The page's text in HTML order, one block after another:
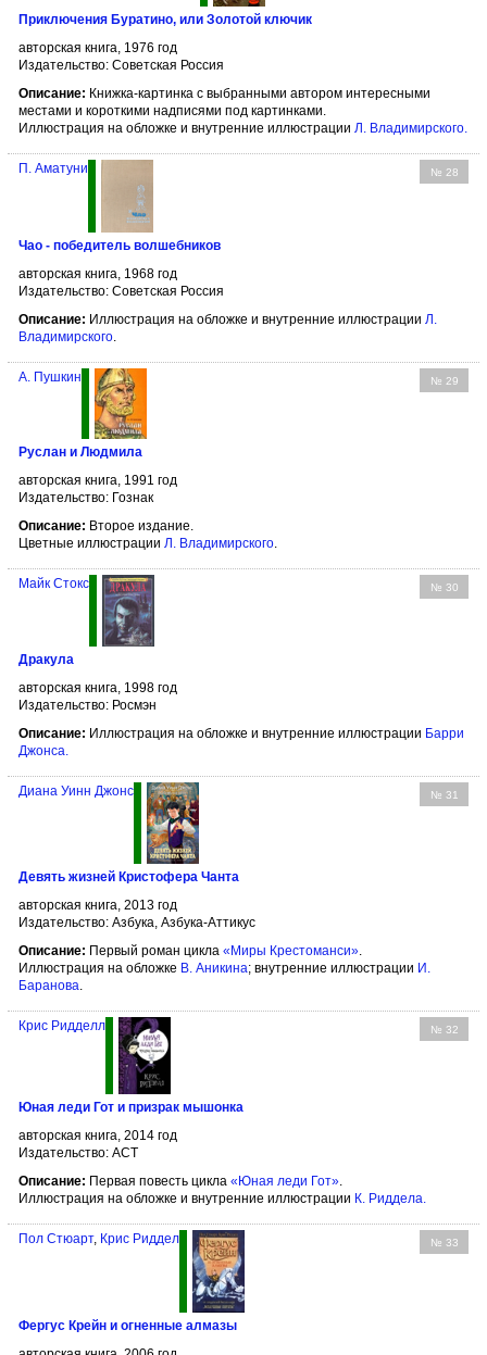
Приключения Буратино, или Золотой ключик
авторская книга, 1976 год
Издательство: Советская Россия
Описание: Книжка-картинка с выбранными автором интересными
местами и короткими надписями под картинками.
Иллюстрация на обложке и внутренние иллюстрации Л. Владимирского.
№ 28
П. Аматуни
Чао - победитель волшебников
авторская книга, 1968 год
Издательство: Советская Россия
Описание: Иллюстрация на обложке и внутренние иллюстрации Л.
Владимирского.
№ 29
А. Пушкин
Руслан и Людмила
авторская книга, 1991 год
Издательство: Гознак
Описание: Второе издание.
Цветные иллюстрации Л. Владимирского.
№ 30
Майк Стокс
Дракула
авторская книга, 1998 год
Издательство: Росмэн
Описание: Иллюстрация на обложке и внутренние иллюстрации Барри
Джонса.
№ 31
Диана Уинн Джонс
Девять жизней Кристофера Чанта
авторская книга, 2013 год
Издательство: Азбука, Азбука-Аттикус
Описание: Первый роман цикла «Миры Крестоманси».
Иллюстрация на обложке В. Аникина; внутренние иллюстрации И.
Баранова.
№ 32
Крис Ридделл
Юная леди Гот и призрак мышонка
авторская книга, 2014 год
Издательство: АСТ
Описание: Первая повесть цикла «Юная леди Гот».
Иллюстрация на обложке и внутренние иллюстрации К. Риддела.
№ 33
Пол Стюарт, Крис Риддел
Фергус Крейн и огненные алмазы